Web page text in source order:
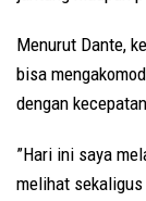
Menurut Dante,
bisa
dengan
”Hari ini saya
melihat